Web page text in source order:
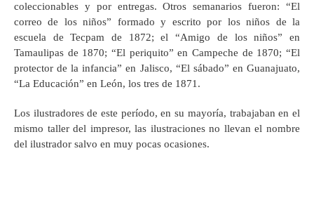
coleccionables y por entregas. Otros semanarios fueron: “El
correo de los niños” formado y escrito por los niños de la
escuela de Tecpam de 1872; el “Amigo de los niños” en
Tamaulipas de 1870; “El periquito” en Campeche de 1870; “El
protector de la infancia” en Jalisco, “El sábado” en Guanajuato,
“La Educación” en León, los tres de 1871.
Los ilustradores de este período, en su mayoría, trabajaban en el
mismo taller del impresor, las ilustraciones no llevan el nombre
del ilustrador salvo en muy pocas ocasiones.